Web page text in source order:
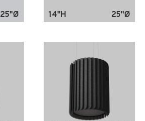
25"Ø 14"H 25"Ø